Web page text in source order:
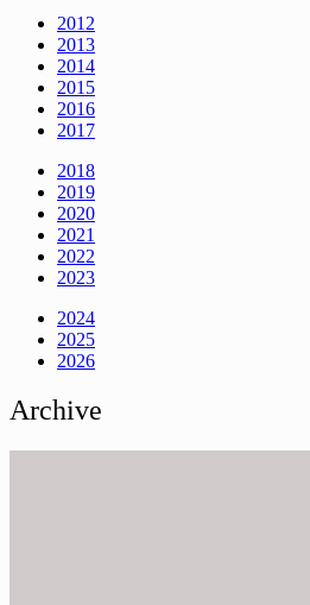
2012
2013
2014
2015
2016
2017
2018
2019
2020
2021
2022
2023
2024
2025
2026
Archive